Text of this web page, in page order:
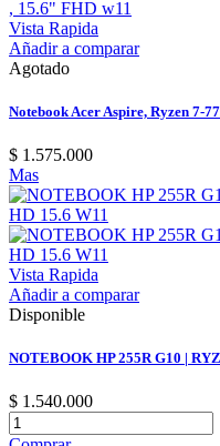
Vista Rapida
Añadir a comparar
Agotado
Notebook Acer Aspire, Ryzen 7-
$ 1.575.000
Mas
Vista Rapida
Añadir a comparar
Disponible
NOTEBOOK HP 255R G10 |
$ 1.540.000